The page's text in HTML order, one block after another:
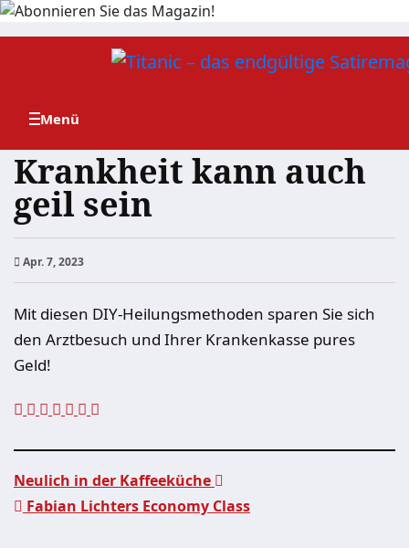
Zum
Krankheit kann auch
geil sein
Apr. 7, 2023
Mit diesen DIY-Heilungsmethoden sparen Sie sich
den Arztbesuch und Ihrer Krankenkasse pures
Geld!
Neulich in der Kaffeeküche
Fabian Lichters Economy Class